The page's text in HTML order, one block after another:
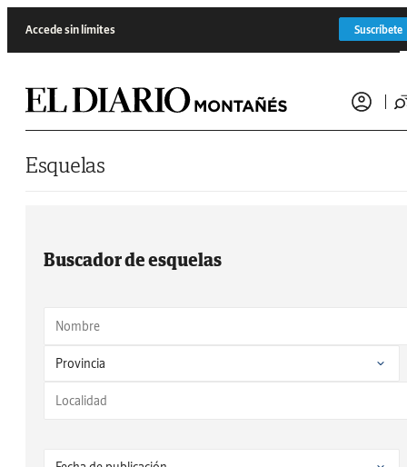
Accede sin límites Suscríbete
Esquelas
Buscador de esquelas